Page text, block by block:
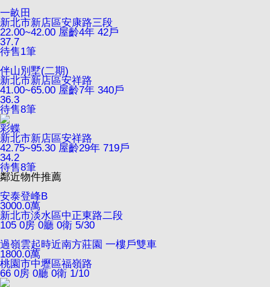
一畝田
新北市新店區安康路三段
22.00~42.00 屋齡4年 42戶
37.7
待售1筆
伴山別墅(二期)
新北市新店區安祥路
41.00~65.00 屋齡7年 340戶
36.3
待售8筆
彩蝶
新北市新店區安祥路
42.75~95.30 屋齡29年 719戶
34.2
待售8筆
鄰近物件推薦
安泰登峰B
3000.0萬
新北市淡水區中正東路二段
105 0房 0廳 0衛 5/30
過嶺雲起時近南方莊園 一樓戶雙車
1800.0萬
桃園市中壢區福嶺路
66 0房 0廳 0衛 1/10